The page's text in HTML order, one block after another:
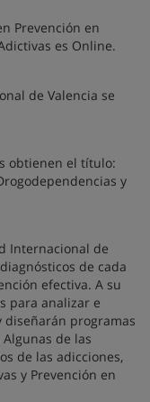
Prevención en
es Online.
de Valencia se
obtienen el título:
y
Internacional de
de cada
efectiva. A su
para analizar e
programas
de las
de las adicciones,
y Prevención en